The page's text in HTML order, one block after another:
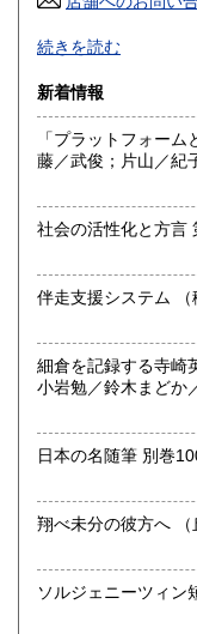
高知県
佐賀県
熊本県
宮崎県
-
沿線名：東北本線
最寄駅：JR仙台駅
営業時間：11:00〜
定休日：定休日/毎
-
取り扱い分野
美術工芸、国語国文
続きを読む
新着情報
「プラットフォームとして
藤／武俊；片山／紀
伴
細倉を記録する寺崎英子の
小岩勉／鈴木まどか
日本の名随筆 別巻
翔